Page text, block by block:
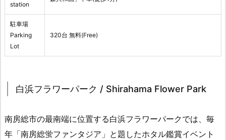
station
駐車場
Parking
Lot
320台 無料(Free)
白浜フラワーパーク / Shirahama Flower Park
南房総市の最南端に位置する白浜フラワーパークでは、毎
年「南房総蛍ファンタジア」と題したホタル鑑賞イベント